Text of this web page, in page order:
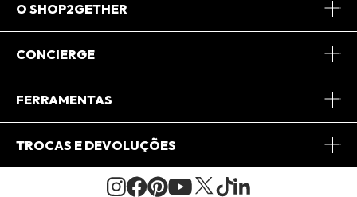
O SHOP2GETHER
Sobre Nós
Journal
CONCIERGE
Central de Relacionamento
FERRAMENTAS
Minha Conta
Pedido de Presente
TROCAS E DEVOLUÇÕES
Condições Gerais